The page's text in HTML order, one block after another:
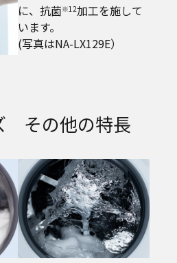
に、抗菌※12加工を施して
います。
(写真はNA-LX129E）
その他の特長